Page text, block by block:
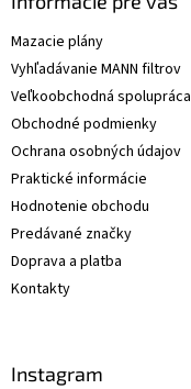
Mazacie plány
Vyhľadávanie MANN filtrov
Veľkoobchodná spolupráca
Obchodné podmienky
Ochrana osobných údajov
Praktické informácie
Hodnotenie obchodu
Predávané značky
Doprava a platba
Kontakty
Instagram